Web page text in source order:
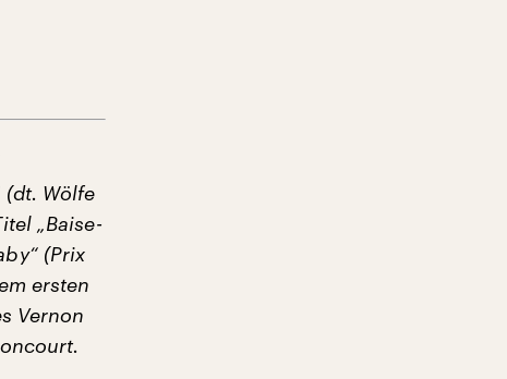
(dt. Wölfe
„Baise-
(Prix
ersten
Vernon